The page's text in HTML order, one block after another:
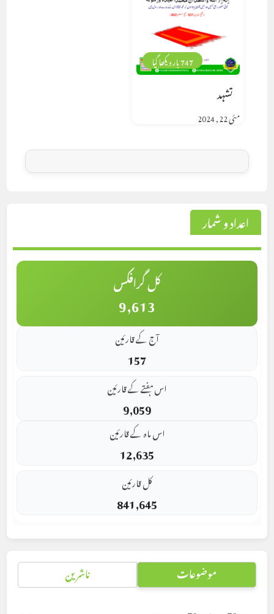
747 بار دیکھا گیا
تشہد
مئی 22, 2024
اعداد و شمار
کل گرافکس
9,613
آج کے قارئین
157
اس ہفتے کے قارئین
9,059
اس ماہ کے قارئین
12,635
کل قارئین
841,645
موضوعات ناشرین